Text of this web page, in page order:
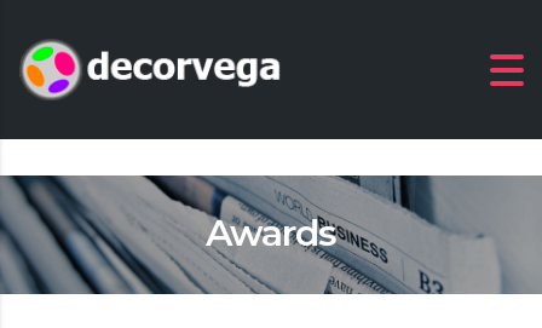
Awards